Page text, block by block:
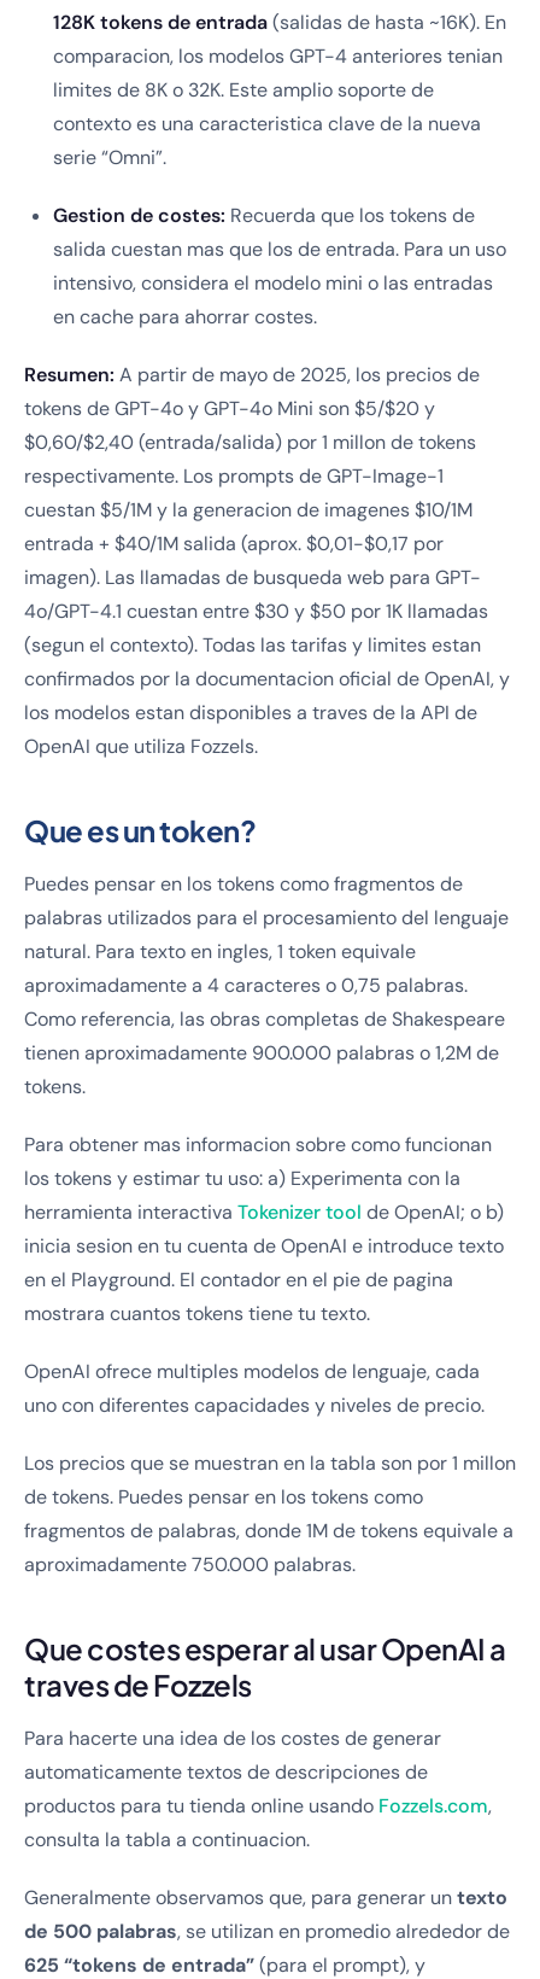
128K tokens de entrada(salidas de hasta ~16K). En
comparacion, los modelos GPT-4 anteriores tenian
limites de 8K o 32K. Este amplio soporte de
contexto es una caracteristica clave de la nueva
serie “Omni”.
Gestion de costes: Recuerda que los tokens de
salida cuestan mas que los de entrada. Para un uso
intensivo, considera el modelo mini o las entradas
en cache para ahorrar costes.
Resumen: A partir de mayo de 2025, los precios de
tokens de GPT-4o y GPT-4o Mini son $5/$20 y
$0,60/$2,40 (entrada/salida) por 1 millon de tokens
respectivamente. Los prompts de GPT-Image-1
cuestan $5/1M y la generacion de imagenes $10/1M
entrada + $40/1M salida (aprox. $0,01-$0,17 por
imagen). Las llamadas de busqueda web para GPT-
4o/GPT-4.1 cuestan entre $30 y $50 por 1K llamadas
(segun el contexto). Todas las tarifas y limites estan
confirmados por la documentacion oficial de OpenAI, y
los modelos estan disponibles a traves de la API de
OpenAI que utiliza Fozzels.
Que es un token?
Puedes pensar en los tokens como fragmentos de
palabras utilizados para el procesamiento del lenguaje
natural. Para texto en ingles, 1 token equivale
aproximadamente a 4 caracteres o 0,75 palabras.
Como referencia, las obras completas de Shakespeare
tienen aproximadamente 900.000 palabras o 1,2M de
tokens.
Para obtener mas informacion sobre como funcionan
los tokens y estimar tu uso: a) Experimenta con la
herramienta interactiva Tokenizer tool de OpenAI; o b)
inicia sesion en tu cuenta de OpenAI e introduce texto
en el Playground. El contador en el pie de pagina
mostrara cuantos tokens tiene tu texto.
OpenAI ofrece multiples modelos de lenguaje, cada
uno con diferentes capacidades y niveles de precio.
Los precios que se muestran en la tabla son por 1 millon
de tokens. Puedes pensar en los tokens como
fragmentos de palabras, donde 1M de tokens equivale a
aproximadamente 750.000 palabras.
Que costes esperar al usar OpenAI a
traves de Fozzels
Para hacerte una idea de los costes de generar
automaticamente textos de descripciones de
productos para tu tienda online usando Fozzels.com,
consulta la tabla a continuacion.
Generalmente observamos que, para generar untexto
de 500 palabras, se utilizan en promedio alrededor de
625 “tokens de entrada”(para el prompt), y